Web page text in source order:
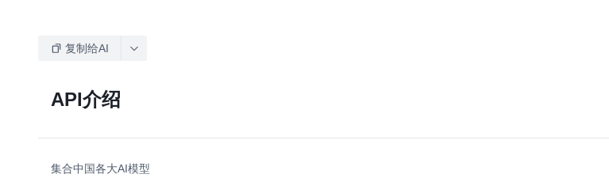
复制给AI
API介绍
集合中国各大AI模型